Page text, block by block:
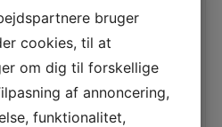
MERE
bruger
cookies, til at
om dig til forskellige
af annoncering,
funktionalitet,